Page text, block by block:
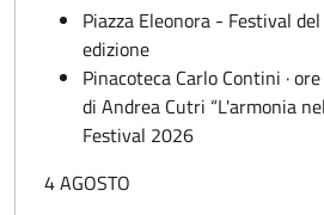
Piazza Eleonora - Festival
edizione
Pinacoteca Carlo Contini ·
di Andrea Cutri “L'armonia
Festival 2026
4 AGOSTO